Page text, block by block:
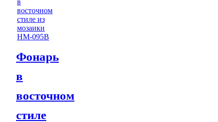
Фонарь
в
восточном
стиле